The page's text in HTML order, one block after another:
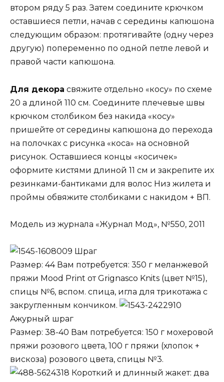
втором ряду 5 раз. Затем соедините крючком
оставшиеся петли, начав с середины капюшона
следующим образом: протягивайте (одну через
другую) попеременно по одной петле левой и
правой части капюшона.
Для декора свяжите отдельно «косу» по схеме
20 а длиной 110 см. Соедините плечевые швы
крючком столбиком без накида «косу»
пришейте от середины капюшона до перехода
на полочках с рисунка «коса» на основной
рисунок. Оставшиеся концы «косичек»
оформите кистями длиной 11 см и закрепите их
резинками-бантиками для волос Низ жилета и
проймы обвяжите столбиками с накидом + ВП.
Модель из журнала «Журнал Мод», №550, 2011
Шраг
Размер: 44 Вам потребуется: 350 г меланжевой
пряжи Mood Print от Grignasco Knits (цвет №15),
спицы №6, вспом. спица, игла для трикотажа с
закругленным кончиком.
Ажурный шраг
Размер: 38-40 Вам потребуется: 150 г мохеровой
пряжи розового цвета, 100 г пряжи (хлопок +
вискоза) розового цвета, спицы №3.
Короткий и длинный жакет: два